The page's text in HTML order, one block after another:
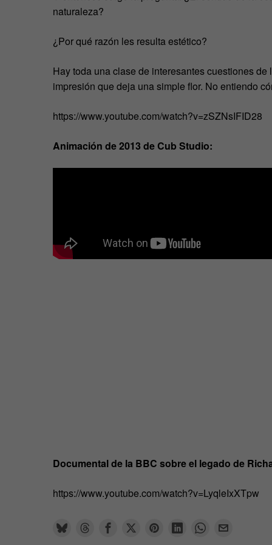
naturaleza?
¿Por qué razón les resulta estético?
Hay toda una clase de interesantes cuestiones
impresión que deja una simple flor. No entiendo
https://www.youtube.com/watch?v=zSZNsIFID28
Animación de 2013 de Cub Studio:
Documental de la BBC sobre el legado de
https://www.youtube.com/watch?v=LyqleIxXTpw